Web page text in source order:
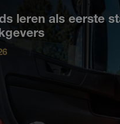
leren als eerste